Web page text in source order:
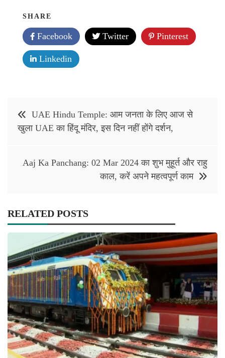
SHARE
Facebook Twitter Pinterest
Linkedin
Post
navigation
UAE Hindu Temple: आम जनता के लिए आज से
खुला UAE का हिंदू मंदिर, इस दिन नहीं होंगे दर्शन,
Aaj Ka Panchang: 02 Mar 2024 का शुभ मुहूर्त और राहु
काल, करें अपने महत्वपूर्ण काम
RELATED POSTS